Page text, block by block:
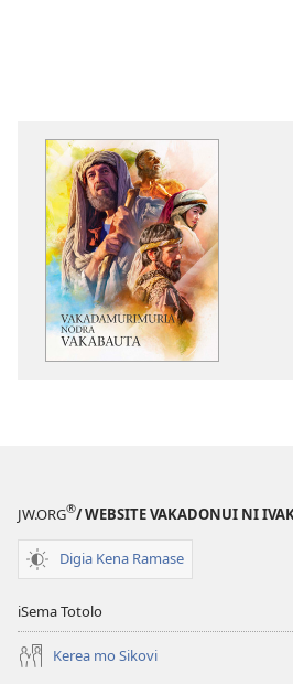
JW.ORG®/ WEBSITE VAKADONUI NI
Digia Kena Ramase
iSema Totolo
Kerea mo Sikovi